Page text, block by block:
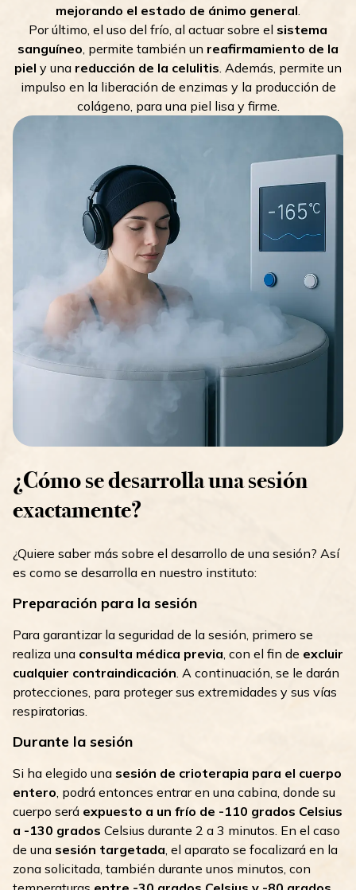
mejorando el estado de ánimo general
Por último, el uso del frío, al actuar sobre el sistema
sanguíneo , permite también un reafirmamiento de la
piel y una reducción de la celulitis . Además, permite un
impulso en la liberación de enzimas y la producción de
colágeno, para una piel lisa y firme.
¿Cómo se desarrolla una sesión
exactamente?
¿Quiere saber más sobre el desarrollo de una sesión? Así
es como se desarrolla en nuestro instituto:
Preparación para la sesión
Para garantizar la seguridad de la sesión, primero se
realiza una consulta médica previa , con el fin de excluir
cualquier contraindicación . A continuación, se le darán
protecciones, para proteger sus extremidades y sus vías
respiratorias.
Durante la sesión
Si ha elegido una sesión de crioterapia para el cuerpo
entero , podrá entonces entrar en una cabina, donde su
cuerpo será expuesto a un frío de -110 grados Celsius
a -130 grados Celsius durante 2 a 3 minutos. En el caso
de una sesión targetada , el aparato se focalizará en la
zona solicitada, también durante unos minutos, con